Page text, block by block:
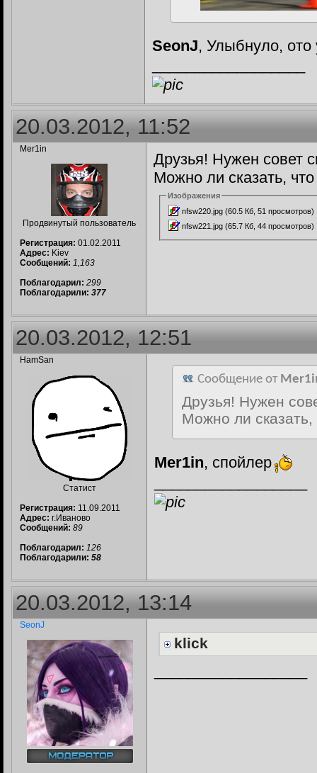
SeonJ, Улыбнуло,
20.03.2012, 11:52
Mer1in
Продвинутый пользователь
Регистрация: 01.02.2011
Адрес: Kiev
Сообщений: 1,163
Поблагодарил: 299
Поблагодарили: 377
Друзья! Нужен совет
Можно ли сказать,
Изображения
nfsw220.jpg (60.5 Кб, 51 просмотров)
nfsw221.jpg (65.7 Кб, 44 просмотров)
20.03.2012, 12:51
HamSan
Статист
Регистрация: 11.09.2011
Адрес: г.Иваново
Сообщений: 89
Поблагодарил: 126
Поблагодарили: 58
Сообщение от
Друзья! Нужен
Можно ли
Mer1in, спойлер
20.03.2012, 13:14
SeonJ
klick